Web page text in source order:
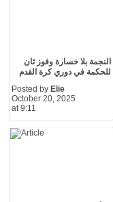
النجمة بلا خسارة وفوز ثان
للحكمة في دوري كرة القدم
Posted by Elie
October 20, 2025
at 9:11